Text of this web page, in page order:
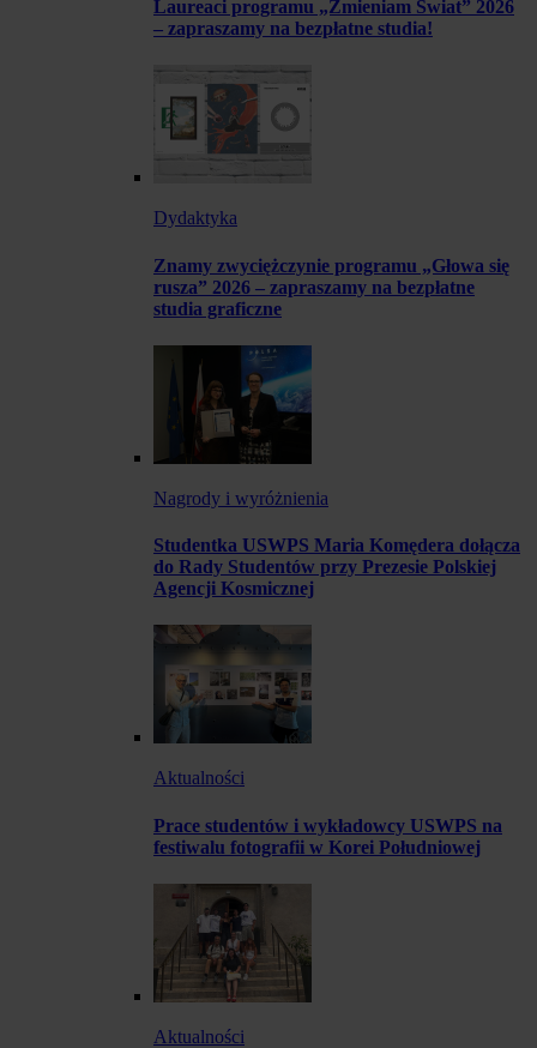
Laureaci programu „Zmieniam Świat” 2026
– zapraszamy na bezpłatne studia!
Dydaktyka
Znamy zwyciężczynie programu „Głowa się
rusza” 2026 – zapraszamy na bezpłatne
studia graficzne
Nagrody i wyróżnienia
Studentka USWPS Maria Komędera dołącza
do Rady Studentów przy Prezesie Polskiej
Agencji Kosmicznej
Aktualności
Prace studentów i wykładowcy USWPS na
festiwalu fotografii w Korei Południowej
Aktualności